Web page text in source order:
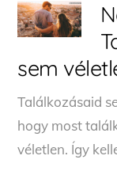
sem
Találkozásaid
hogy most
véletlen. Így